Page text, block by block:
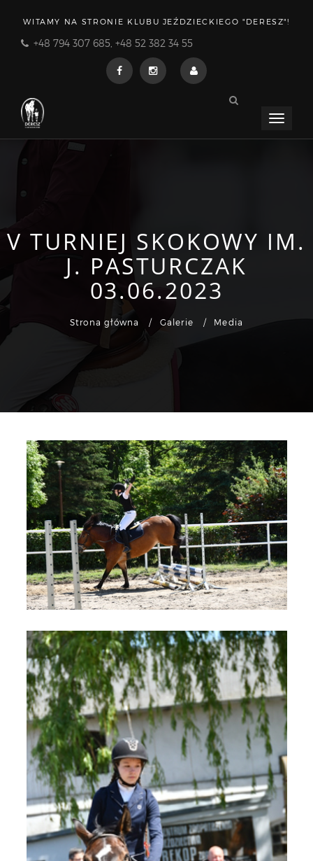
WITAMY NA STRONIE KLUBU JEŹDZIECKIEGO "DERESZ"!
+48 794 307 685, +48 52 382 34 55
Menu
V TURNIEJ SKOKOWY IM.
J. PASTURCZAK
03.06.2023
Strona główna Galerie Media